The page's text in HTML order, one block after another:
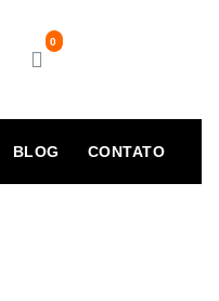
BLOG CONTATO